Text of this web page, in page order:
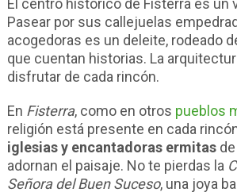
Pasear por sus callejuelas
acogedoras es un deleite, rodeado
que cuentan historias. La
disfrutar de cada rincón.
En Fisterra, como en otros pueblos
religión está presente en cada
iglesias y encantadoras ermitasde
adornan el paisaje. No te pierdas la
Señora del Buen Suceso, una joya